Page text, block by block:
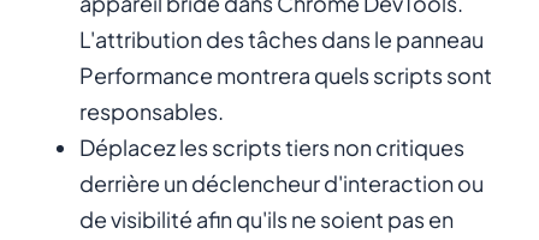
L'attribution des tâches dans le panneau
Performance montrera quels scripts sont
responsables.
Déplacez les scripts tiers non critiques
derrière un déclencheur d'interaction ou
de visibilité afin qu'ils ne soient pas en